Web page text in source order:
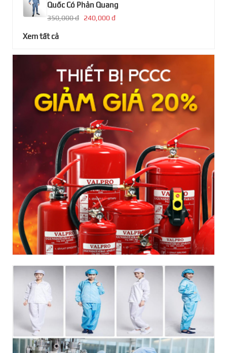
Quốc Có Phản Quang
350,000 đ 240,000 đ
Xem tất cả